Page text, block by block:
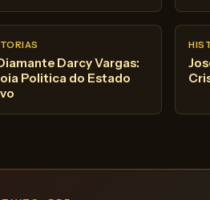
Darcy Vargas:
Politica do Estado